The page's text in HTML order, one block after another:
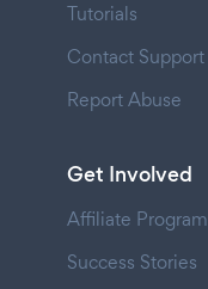
Tutorials
Contact Support
Report Abuse
Get Involved
Affiliate Program
Success Stories